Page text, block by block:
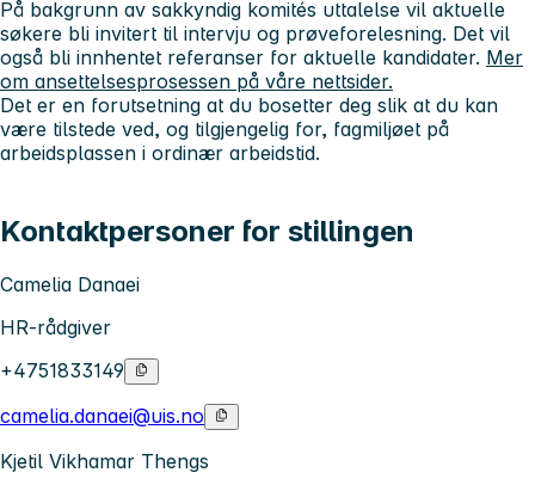
På bakgrunn av sakkyndig komités uttalelse vil aktuelle
søkere bli invitert til intervju og prøveforelesning. Det vil
også bli innhentet referanser for aktuelle kandidater. Mer
om ansettelsesprosessen på våre nettsider.
Det er en forutsetning at du bosetter deg slik at du kan
være tilstede ved, og tilgjengelig for, fagmiljøet på
arbeidsplassen i ordinær arbeidstid.
Kontaktpersoner for stillingen
Camelia Danaei
HR-rådgiver
+4751833149
camelia.danaei@uis.no
Kjetil Vikhamar Thengs